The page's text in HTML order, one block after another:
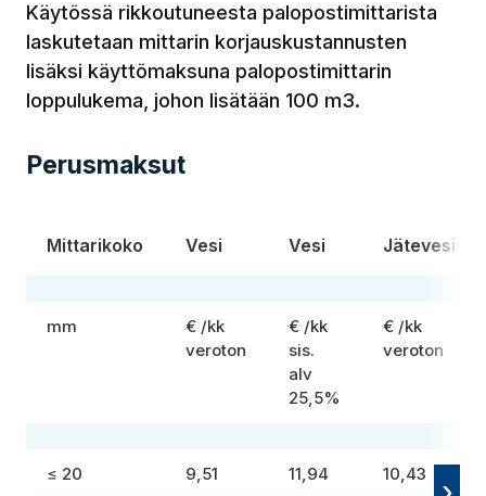
Käytössä rikkoutuneesta palopostimittarista
laskutetaan mittarin korjauskustannusten
lisäksi käyttömaksuna palopostimittarin
loppulukema, johon lisätään 100 m3.
Perusmaksut
Mittarikoko Vesi Vesi Jätevesi
mm
€ /kk
veroton
€ /kk
sis.
alv
25,5%
€ /kk
veroton
≤ 20 9,51 11,94 10,43